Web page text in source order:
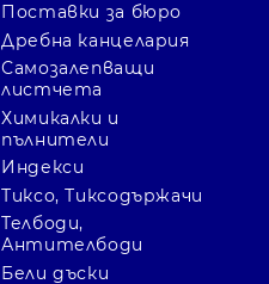
Поставки за бюро
Дребна канцелария
Самозалепващи
листчета
Химикалки и
пълнители
Индекси
Тиксо, Тиксодържачи
Телбоди,
Антителбоди
Бели дъски